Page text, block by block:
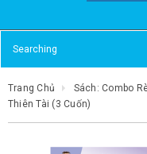
Trang Chủ
Sách: Combo
Thiên Tài (3 Cuốn)